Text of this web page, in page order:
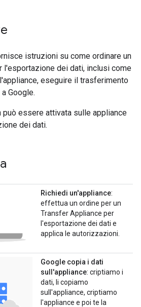
istruzioni su come ordinare un
l'esportazione dei dati, inclusi come
eseguire il trasferimento
Google.
può essere attivata sulle appliance
dei dati.
Richiedi un'appliance:
effettua un ordine per un
Transfer Appliance per
l'esportazione dei dati e
applica le autorizzazioni.
Google copia i dati
sull'appliance: criptiamo i
dati, li copiamo
sull'appliance, criptiamo
l'appliance e poi te la